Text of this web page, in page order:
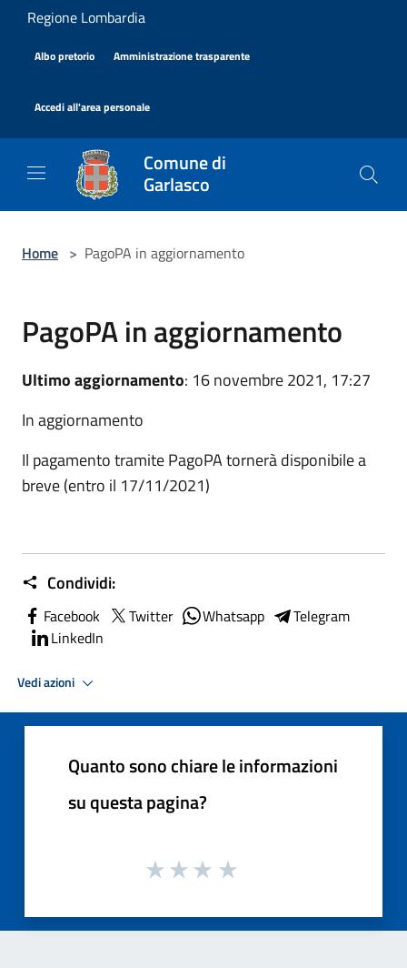
Salta al contenuto principale
Regione Lombardia
Albo pretorio Amministrazione trasparente
Accedi all'area personale
Comune di
Garlasco
Home > PagoPA in aggiornamento
PagoPA in aggiornamento
Ultimo aggiornamento: 16 novembre 2021, 17:27
In aggiornamento
Il pagamento tramite PagoPA tornerà disponibile a
breve (entro il 17/11/2021)
Condividi:
Facebook Twitter Whatsapp
Telegram
LinkedIn
Vedi azioni
Quanto sono chiare le informazioni
su questa pagina?